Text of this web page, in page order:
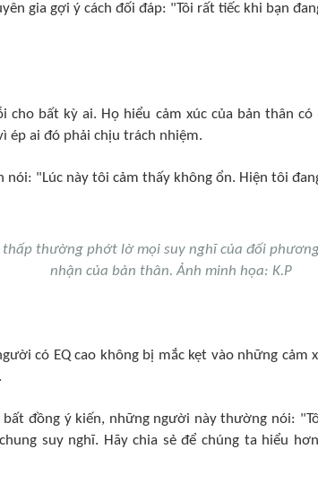
gia gợi ý cách đối đáp: "Tôi rất tiếc khi bạn
cho bất kỳ ai. Họ hiểu cảm xúc của bản thân
ép ai đó phải chịu trách nhiệm.
nói: "Lúc này tôi cảm thấy không ổn. Hiện tôi
thấp thường phớt lờ mọi suy nghĩ của đối
nhận của bản thân. Ảnh minh họa: K.P
có EQ cao không bị mắc kẹt vào những
đồng ý kiến, những người này thường nói:
suy nghĩ. Hãy chia sẻ để chúng ta hiểu